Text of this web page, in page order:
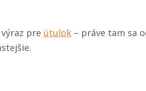
pre útulok – práve tam sa